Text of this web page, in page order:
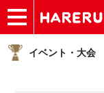
ショップ
買取
記事
デッキ検索
デッキ構築
選手一覧
店舗一覧
イベント
ヘルプ
お問い合わせ
イベント・大会